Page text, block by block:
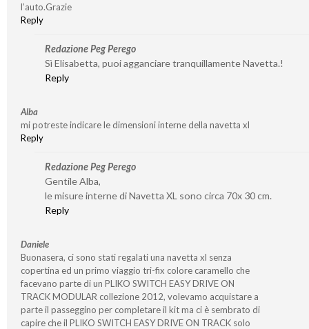
l’auto.Grazie
Reply
Redazione Peg Perego
Sì Elisabetta, puoi agganciare tranquillamente Navetta.!
Reply
Alba
mi potreste indicare le dimensioni interne della navetta xl
Reply
Redazione Peg Perego
Gentile Alba,
le misure interne di Navetta XL sono circa 70x 30 cm.
Reply
Daniele
Buonasera, ci sono stati regalati una navetta xl senza
copertina ed un primo viaggio tri-fix colore caramello che
facevano parte di un PLIKO SWITCH EASY DRIVE ON
TRACK MODULAR collezione 2012, volevamo acquistare a
parte il passeggino per completare il kit ma ci è sembrato di
capire che il PLIKO SWITCH EASY DRIVE ON TRACK solo